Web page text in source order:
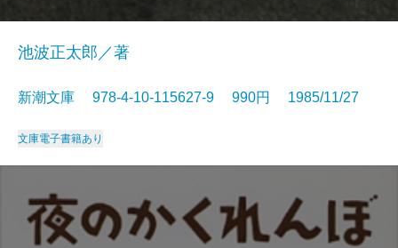
池波正太郎／著
新潮文庫 978-4-10-115627-9 990円 1985/11/27
文庫電子書籍あり